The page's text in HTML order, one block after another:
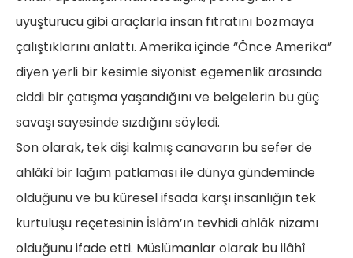
uyuşturucu gibi araçlarla insan fıtratını bozmaya
çalıştıklarını anlattı. Amerika içinde “Önce Amerika”
diyen yerli bir kesimle siyonist egemenlik arasında
ciddi bir çatışma yaşandığını ve belgelerin bu güç
savaşı sayesinde sızdığını söyledi.
Son olarak, tek dişi kalmış canavarın bu sefer de
ahlâkî bir lağım patlaması ile dünya gündeminde
olduğunu ve bu küresel ifsada karşı insanlığın tek
kurtuluşu reçetesinin İslâm’ın tevhidi ahlâk nizamı
olduğunu ifade etti. Müslümanlar olarak bu ilâhî